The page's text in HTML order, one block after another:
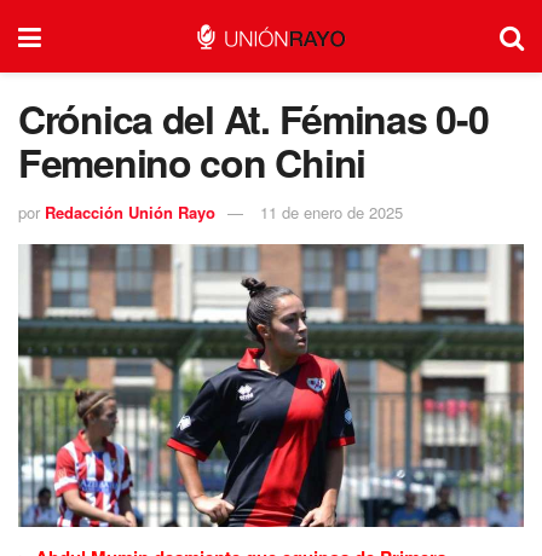
Crónica del At. Féminas 0-0
Femenino con Chini
por Redacción Unión Rayo 11 de enero de 2025